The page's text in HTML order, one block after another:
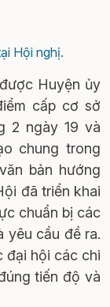
Hội nghị.
Huyện ủy
cấp cơ sở
2 ngày 19 và
chung trong
bản hướng
đã triển khai
chuẩn bị các
yêu cầu đề ra.
đại hội các chi
tiến độ và